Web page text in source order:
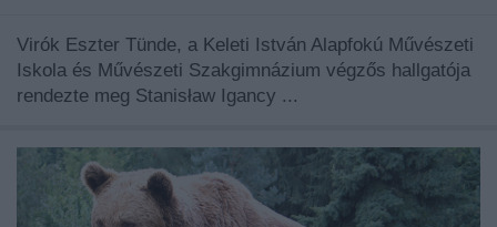
Virók Eszter Tünde, a Keleti István Alapfokú Művészeti
Iskola és Művészeti Szakgimnázium végzős hallgatója
rendezte meg Stanisław Igancy ...